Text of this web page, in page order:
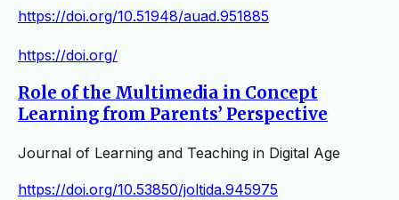
https://doi.org/10.51948/auad.951885
https://doi.org/
Role of the Multimedia in Concept
Learning from Parents’ Perspective
Journal of Learning and Teaching in Digital Age
https://doi.org/10.53850/joltida.945975